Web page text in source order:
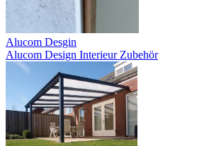
Alucom Desgin
Alucom Design Interieur Zubehör